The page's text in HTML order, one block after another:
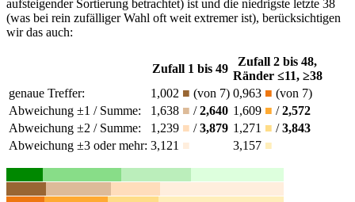
aufsteigender Sortierung betrachtet) ist und die niedrigste letzte 38
(was bei rein zufälliger Wahl oft weit extremer ist), berücksichtigen
wir das auch:
Zufall 1 bis 49
Zufall 2 bis 48,
Ränder ≤11, ≥38
genaue Treffer:
1,002 ■ (von 7) 0,963 ■ (von 7)
Abweichung ±1 / Summe:
1,638 ■ /2,640 1,609 ■ /2,572
Abweichung ±2 / Summe:
1,239 ■ /3,879 1,271 ■ /3,843
Abweichung ±3 oder mehr: 3,121 ■ 3,157 ■